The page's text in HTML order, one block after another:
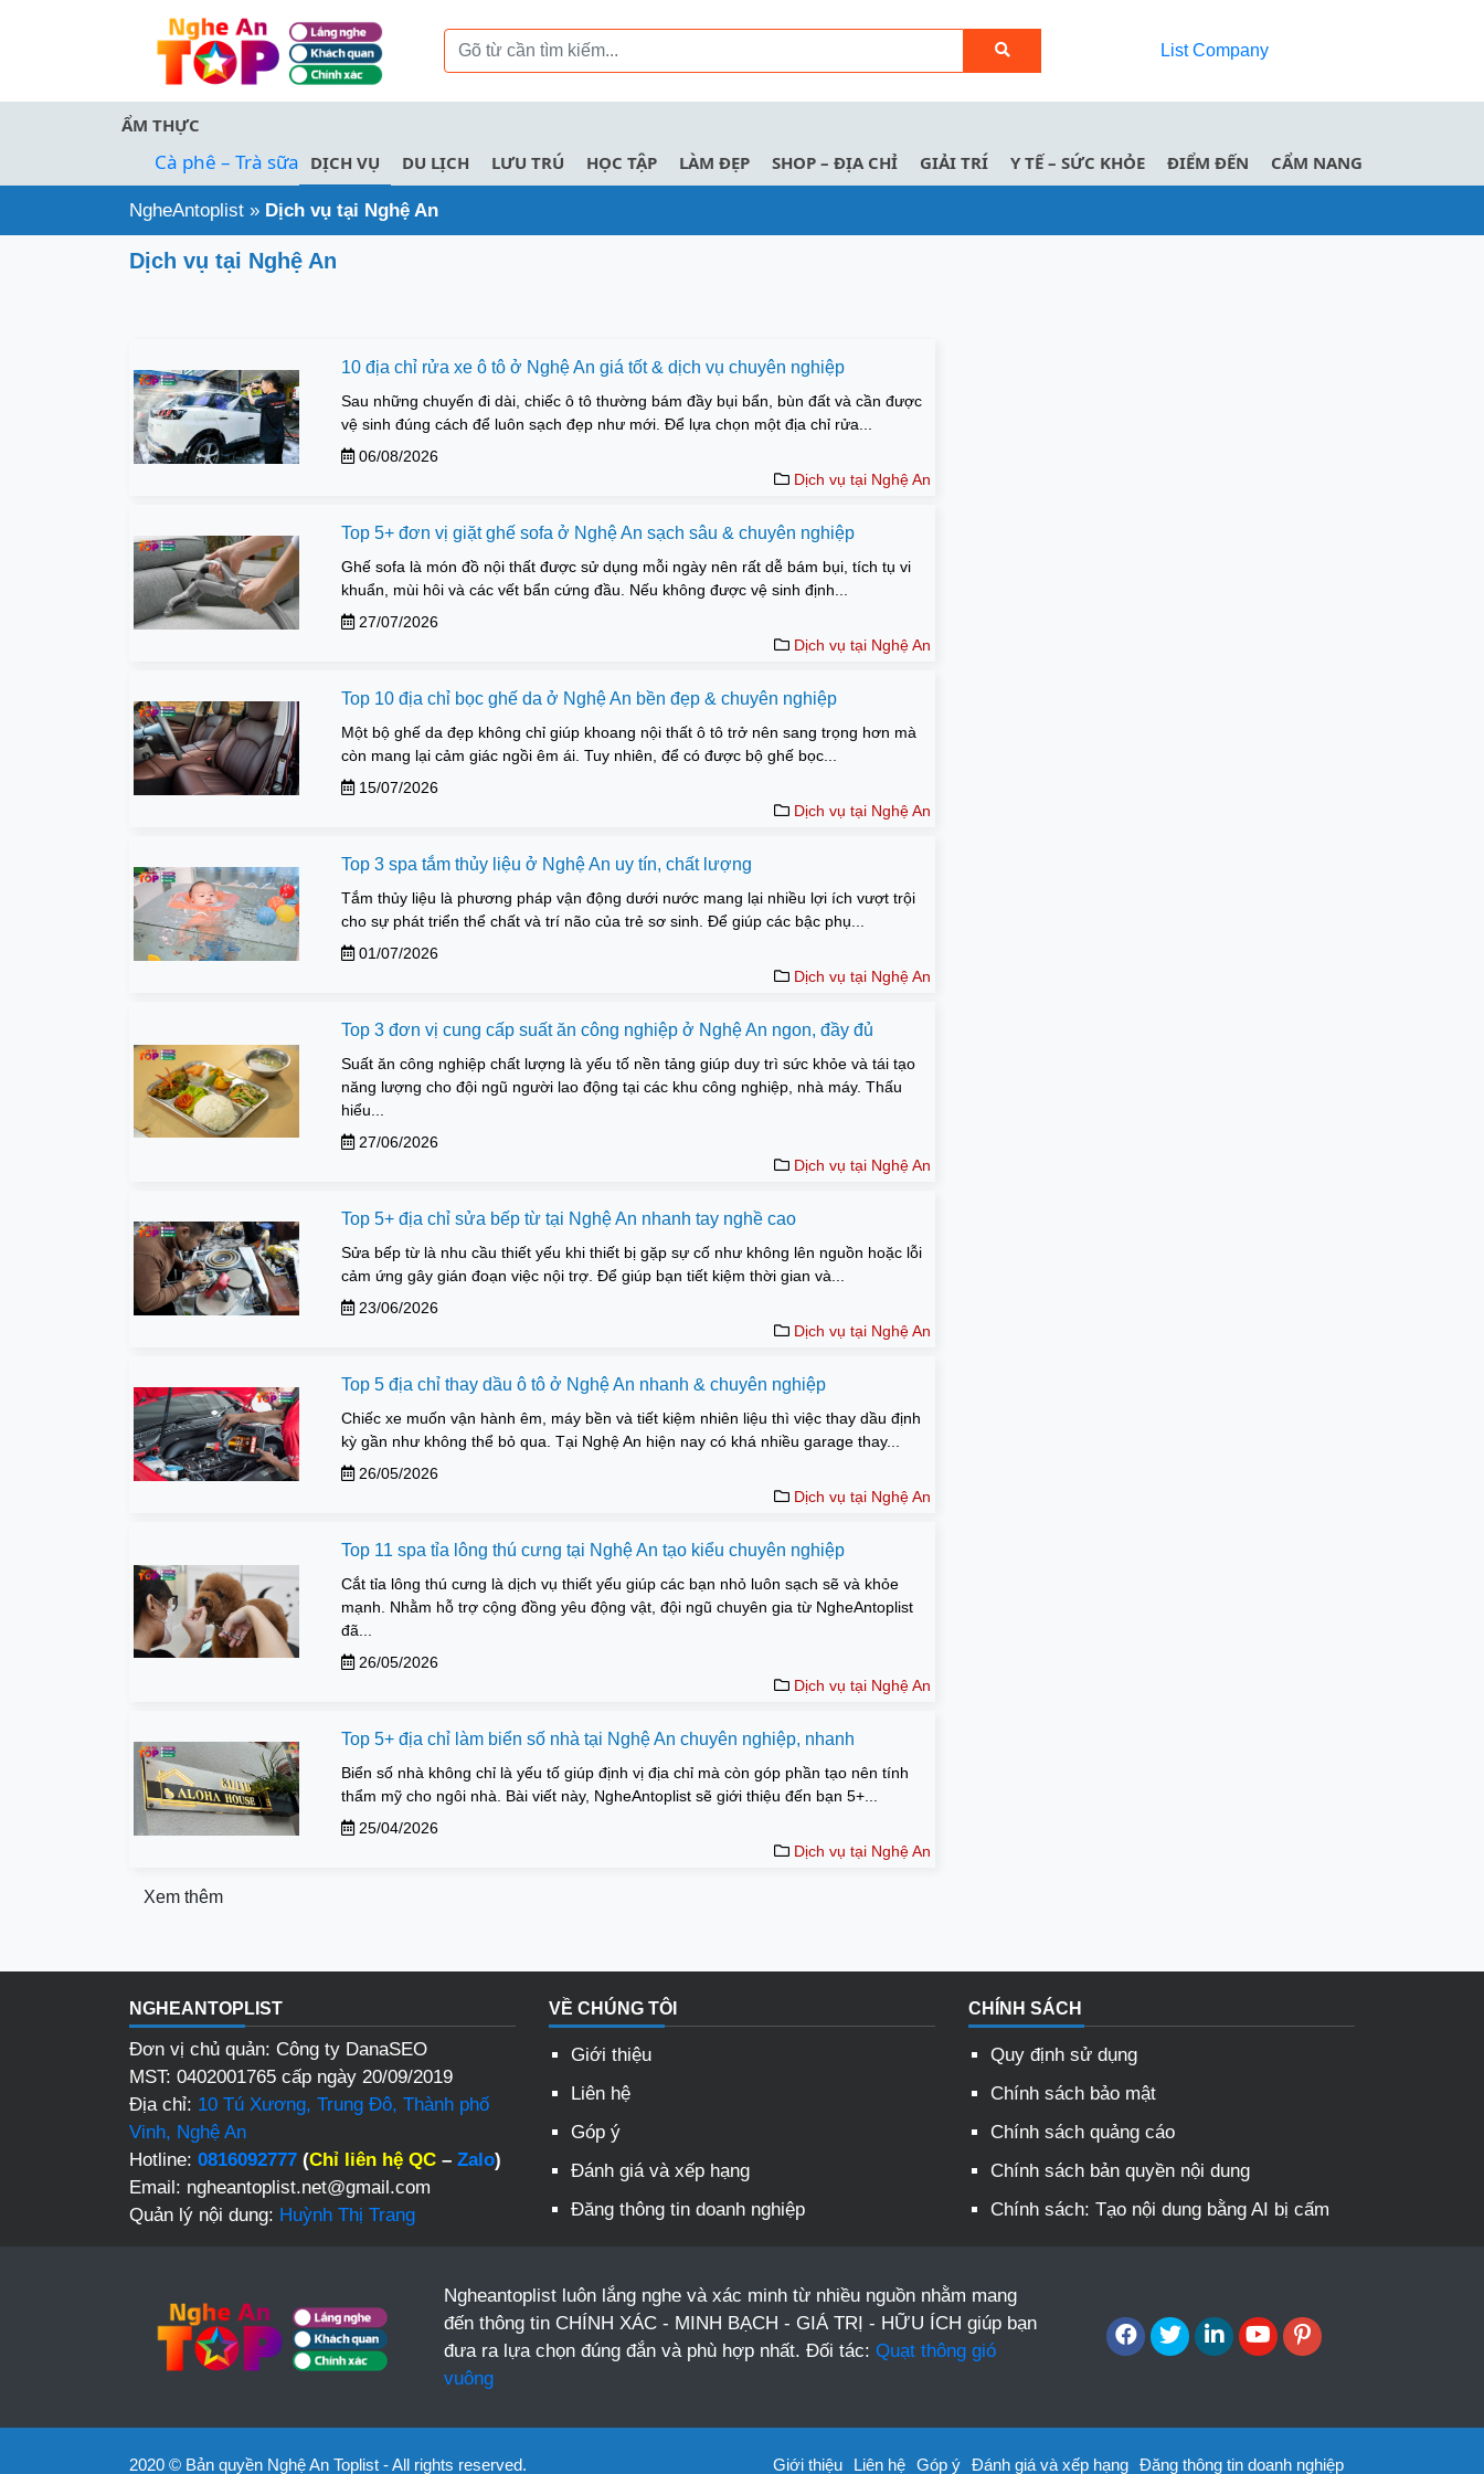
List Company
ẨM THỰC
Cà phê – Trà sữa DỊCH VỤ DU LỊCH LƯU TRÚ HỌC TẬP LÀM ĐẸP SHOP – ĐỊA CHỈ GIẢI TRÍ Y TẾ – SỨC KHỎE ĐIỂM ĐẾN CẨM NANG
NgheAntoplist » Dịch vụ tại Nghệ An
Dịch vụ tại Nghệ An
10 địa chỉ rửa xe ô tô ở Nghệ An giá tốt & dịch vụ chuyên nghiệp
Sau những chuyến đi dài, chiếc ô tô thường bám đầy bụi bẩn, bùn đất và cần được
vệ sinh đúng cách để luôn sạch đẹp như mới. Để lựa chọn một địa chỉ rửa...
06/08/2026
Dịch vụ tại Nghệ An
Top 5+ đơn vị giặt ghế sofa ở Nghệ An sạch sâu & chuyên nghiệp
Ghế sofa là món đồ nội thất được sử dụng mỗi ngày nên rất dễ bám bụi, tích tụ vi
khuẩn, mùi hôi và các vết bẩn cứng đầu. Nếu không được vệ sinh định...
27/07/2026
Dịch vụ tại Nghệ An
Top 10 địa chỉ bọc ghế da ở Nghệ An bền đẹp & chuyên nghiệp
Một bộ ghế da đẹp không chỉ giúp khoang nội thất ô tô trở nên sang trọng hơn mà
còn mang lại cảm giác ngồi êm ái. Tuy nhiên, để có được bộ ghế bọc...
15/07/2026
Dịch vụ tại Nghệ An
Top 3 spa tắm thủy liệu ở Nghệ An uy tín, chất lượng
Tắm thủy liệu là phương pháp vận động dưới nước mang lại nhiều lợi ích vượt trội
cho sự phát triển thể chất và trí não của trẻ sơ sinh. Để giúp các bậc phụ...
01/07/2026
Dịch vụ tại Nghệ An
Top 3 đơn vị cung cấp suất ăn công nghiệp ở Nghệ An ngon, đầy đủ
Suất ăn công nghiệp chất lượng là yếu tố nền tảng giúp duy trì sức khỏe và tái tạo
năng lượng cho đội ngũ người lao động tại các khu công nghiệp, nhà máy. Thấu
hiểu...
27/06/2026
Dịch vụ tại Nghệ An
Top 5+ địa chỉ sửa bếp từ tại Nghệ An nhanh tay nghề cao
Sửa bếp từ là nhu cầu thiết yếu khi thiết bị gặp sự cố như không lên nguồn hoặc lỗi
cảm ứng gây gián đoạn việc nội trợ. Để giúp bạn tiết kiệm thời gian và...
23/06/2026
Dịch vụ tại Nghệ An
Top 5 địa chỉ thay dầu ô tô ở Nghệ An nhanh & chuyên nghiệp
Chiếc xe muốn vận hành êm, máy bền và tiết kiệm nhiên liệu thì việc thay dầu định
kỳ gần như không thể bỏ qua. Tại Nghệ An hiện nay có khá nhiều garage thay...
26/05/2026
Dịch vụ tại Nghệ An
Top 11 spa tỉa lông thú cưng tại Nghệ An tạo kiểu chuyên nghiệp
Cắt tỉa lông thú cưng là dịch vụ thiết yếu giúp các bạn nhỏ luôn sạch sẽ và khỏe
mạnh. Nhằm hỗ trợ cộng đồng yêu động vật, đội ngũ chuyên gia từ NgheAntoplist
đã...
26/05/2026
Dịch vụ tại Nghệ An
Top 5+ địa chỉ làm biển số nhà tại Nghệ An chuyên nghiệp, nhanh
Biển số nhà không chỉ là yếu tố giúp định vị địa chỉ mà còn góp phần tạo nên tính
thẩm mỹ cho ngôi nhà. Bài viết này, NgheAntoplist sẽ giới thiệu đến bạn 5+...
25/04/2026
Dịch vụ tại Nghệ An
Xem thêm
NGHEANTOPLIST
Đơn vị chủ quản: Công ty DanaSEO
MST: 0402001765 cấp ngày 20/09/2019
Địa chỉ: 10 Tú Xương, Trung Đô, Thành phố
Vinh, Nghệ An
Hotline: 0816092777 (Chỉ liên hệ QC – Zalo)
Email: ngheantoplist.net@gmail.com
Quản lý nội dung: Huỳnh Thị Trang
VỀ CHÚNG TÔI
Giới thiệu
Liên hệ
Góp ý
Đánh giá và xếp hạng
Đăng thông tin doanh nghiệp
CHÍNH SÁCH
Quy định sử dụng
Chính sách bảo mật
Chính sách quảng cáo
Chính sách bản quyền nội dung
Chính sách: Tạo nội dung bằng AI bị cấm
Ngheantoplist luôn lắng nghe và xác minh từ nhiều nguồn nhằm mang
đến thông tin CHÍNH XÁC - MINH BẠCH - GIÁ TRỊ - HỮU ÍCH giúp bạn
đưa ra lựa chọn đúng đắn và phù hợp nhất. Đối tác: Quạt thông gió
vuông
2020 © Bản quyền Nghệ An Toplist - All rights reserved. Giới thiệu Liên hệ Góp ý Đánh giá và xếp hạng Đăng thông tin doanh nghiệp